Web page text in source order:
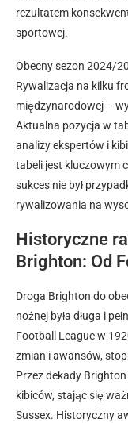
rezultatem
sportowej.
Obecny sezon 2024/
Rywalizacja na kilku
międzynarodowej –
Aktualna pozycja w
analizy ekspertów i
tabeli jest kluczowym
sukces nie był
rywalizowania na
Historyczne
Brighton: Od
Droga Brighton do
nożnej była długa i
Football League w
zmian i awansów,
Przez dekady
kibiców, stając się
Sussex. Historyczny